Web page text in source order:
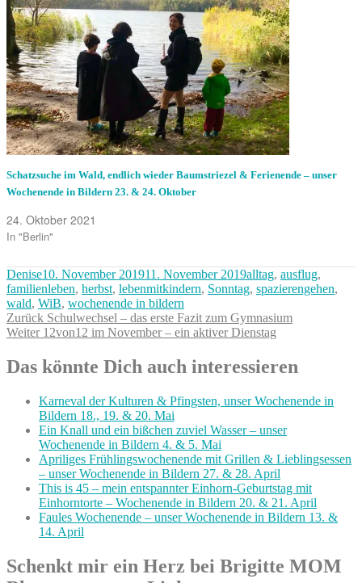
Schatzsuche im Wald, endlich wieder Baumstriezel & Ferienende – unser
Wochenende in Bildern 23. & 24. Oktober
24. Oktober 2021
In "Berlin"
Autor
DeniseVeröffentlicht
am
10. November 201911. November 2019Kategorien
alltag, ausflug,
familienleben, herbst, lebenmitkindern, Sonntag, spazierengehen,
wald, WiB, wochenende in bildern
Beitragsnavigation
Zurück Vorheriger
Beitrag:
Schulwechsel – das erste Fazit zum Gymnasium
Weiter Nächster
12von12 im November – ein aktiver Dienstag
Das könnte Dich auch interessieren
Karneval der Kulturen & Pfingsten, unser Wochenende in
Bildern 18., 19. & 20. Mai
Ein Knall und ein bißchen zuviel Wasser – unser
Wochenende in Bildern 4. & 5. Mai
Apriliges Frühlingswochenende mit Grillen & Lieblingsessen
– unser Wochenende in Bildern 27. & 28. April
This is 45 – mein entspannter Einhorn-Geburtstag mit
Einhorntorte – Wochenende in Bildern 20. & 21. April
Faules Wochenende – unser Wochenende in Bildern 13. &
14. April
Schenkt mir ein Herz bei Brigitte MOM